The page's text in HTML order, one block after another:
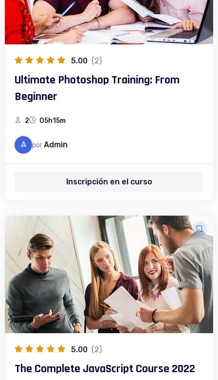
5.00 (2)
Ultimate Photoshop Training: From
Beginner
2 05h15m
A porAdmin
Inscripción en el curso
5.00 (2)
The Complete JavaScript Course 2022